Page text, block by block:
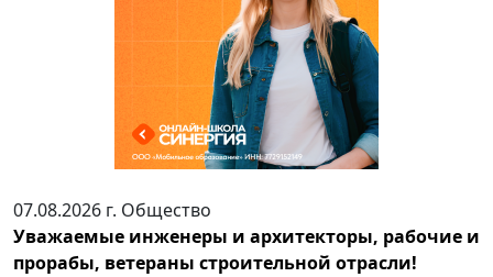
07.08.2026 г. Общество
Уважаемые инженеры и архитекторы, рабочие и
прорабы, ветераны строительной отрасли!